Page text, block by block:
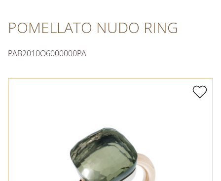
POMELLATO NUDO RING
PAB2010O6000000PA